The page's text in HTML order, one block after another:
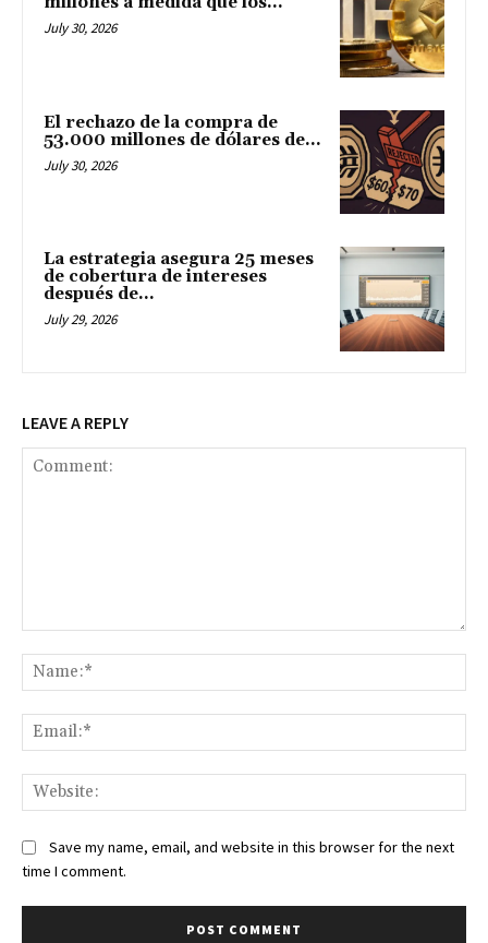
July 30, 2026
El rechazo de la compra de
53.000 millones de dólares de...
July 30, 2026
La estrategia asegura 25 meses
de cobertura de intereses
después de...
July 29, 2026
LEAVE A REPLY
Save my name, email, and website in this browser for the next
time I comment.